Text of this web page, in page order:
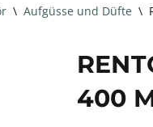
\ Aufgüsse und Düfte \
400